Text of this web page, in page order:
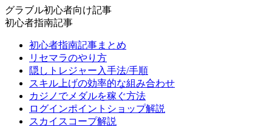
グラブル初心者向け記事
初心者指南記事
初心者指南記事まとめ
リセマラのやり方
隠しトレジャー入手法/手順
スキル上げの効率的な組み合わせ
カジノでメダルを稼ぐ方法
ログインポイントショップ解説
スカイスコープ解説